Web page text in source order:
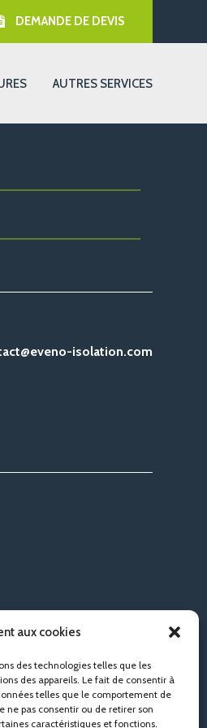
aux cookies
des technologies telles que les
des appareils. Le fait de consentir à
telles que le comportement de
ne pas consentir ou de retirer son
caractéristiques et fonctions.
DEMANDE DE DEVIS
AUTRES SERVICES
isolation.com